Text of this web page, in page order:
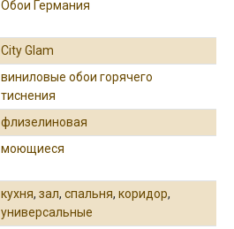
Обои Германия
City Glam
виниловые обои горячего
тиснения
флизелиновая
моющиеся
кухня,зал,спальня,коридор,
универсальные